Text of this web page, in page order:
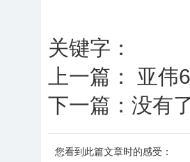
关键字：
上一篇： 亚伟
下一篇：没有
您看到此篇文章时的感受：